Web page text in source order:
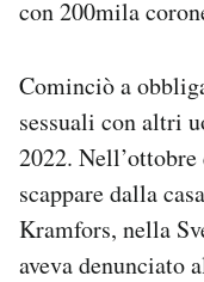
con 200mila
Cominciò a
sessuali con altri
2022.
scappare dalla
Kramfors, nella
aveva denunciato